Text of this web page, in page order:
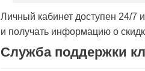
Личный кабинет доступен 24/7
и получать информацию о
Служба поддержки